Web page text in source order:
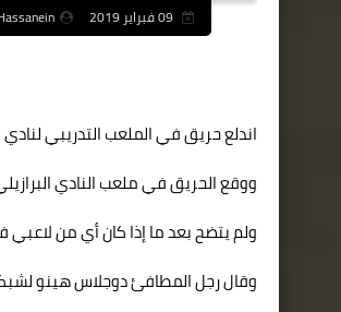
اندلع حريق في الملعب التدريبي لنادي فلامينجو
ووقع الحريق في ملعب النادي
ولم يتضح بعد ما إذا كان أي من لاعبي
وقال رجل المطافئ دوجلاس هينو